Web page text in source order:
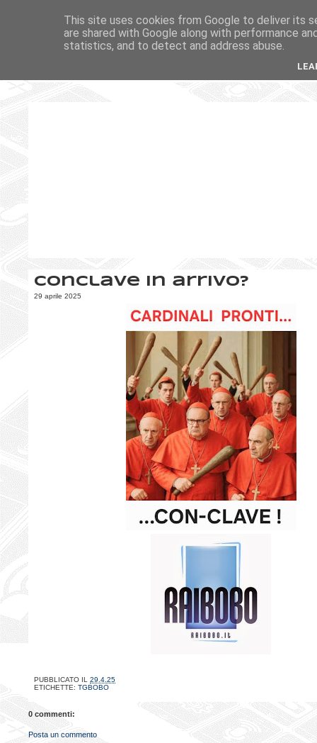
Conclave in arrivo?
29 aprile 2025
PUBBLICATO IL 29.4.25
ETICHETTE: TGBOBO
0 commenti:
Posta un commento
This site uses cookies from Google to deliver its
are shared with Google along with performance
statistics, and to detect and address abuse.